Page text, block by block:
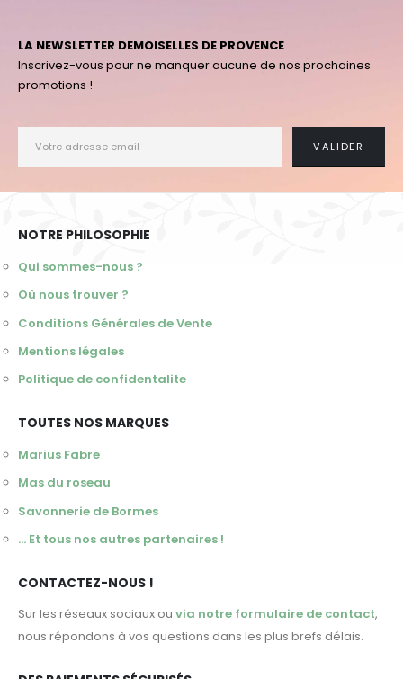
LA NEWSLETTER DEMOISELLES DE PROVENCE
Inscrivez-vous pour ne manquer aucune de nos prochaines
promotions !
NOTRE PHILOSOPHIE
Qui sommes-nous ?
Où nous trouver ?
Conditions Générales de Vente
Mentions légales
Politique de confidentalite
TOUTES NOS MARQUES
Marius Fabre
Mas du roseau
Savonnerie de Bormes
... Et tous nos autres partenaires !
CONTACTEZ-NOUS !
Sur les réseaux sociaux ou via notre formulaire de contact,
nous répondons à vos questions dans les plus brefs délais.